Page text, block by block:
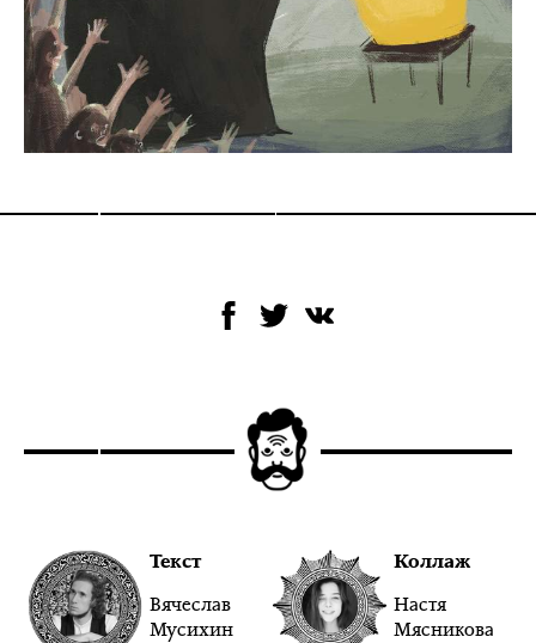
Текст
Вячеслав
Мусихин
Коллаж
Настя
Мясникова